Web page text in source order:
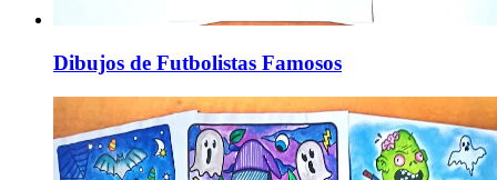
Dibujos de Futbolistas Famosos